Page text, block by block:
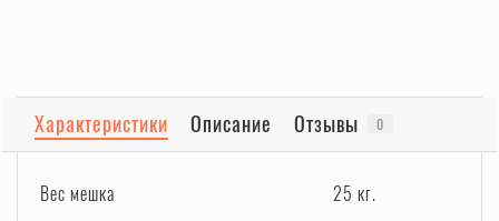
Характеристики Описание Отзывы 0
Вес мешка
25 кг.